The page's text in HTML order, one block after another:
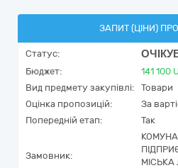
ЗАПИТ (ЦІНИ)
Статус:
Бюджет: 141 100
Вид предмету закупівлі:
Товари
Оцінка пропозицій:
За
Попередній етап:
Так
Замовник:
МІСЬКА